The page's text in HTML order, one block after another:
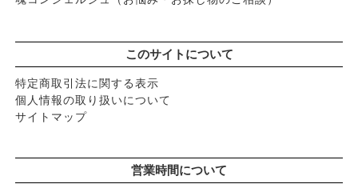
このサイトについて
特定商取引法に関する表示
個人情報の取り扱いについて
サイトマップ
営業時間について